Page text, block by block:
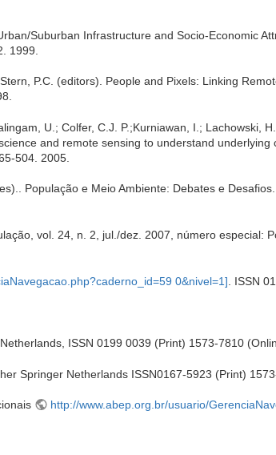
Suburban Infrastructure and Socio-Economic
1999.
P.C. (editors). People and Pixels: Linking
U.; Colfer, C.J. P.;Kurniawan, I.; Lachowski,
and remote sensing to understand underlying
504. 2005.
População e Meio Ambiente: Debates e
vol. 24, n. 2, jul./dez. 2007, número especial:
0&nivel=1] . ISSN
ISSN 0199 0039 (Print) 1573-7810
Springer Netherlands ISSN0167-5923 (Print)
http://www.abep.org.br/usuario/